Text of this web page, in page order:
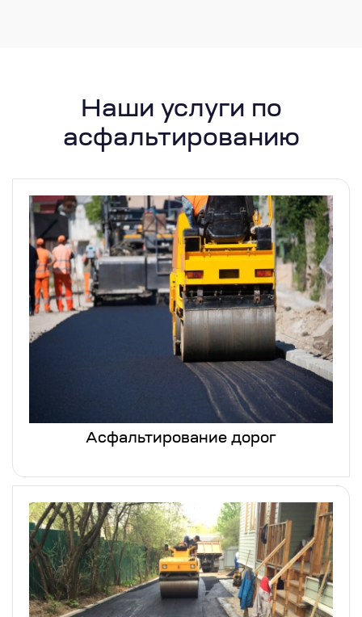
Наши услуги по
асфальтированию
Асфальтирование дорог